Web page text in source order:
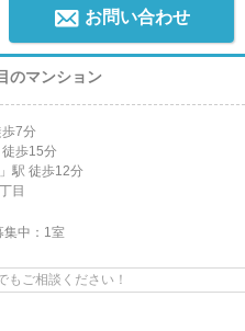
お問い合わせ
のマンション
歩7分
徒歩15分
」駅 徒歩12分
目
中： 1室
もご相談ください！